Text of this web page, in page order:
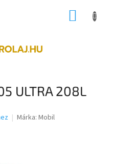
KOSÁR
ULTRA 208L
Márka: Mobil